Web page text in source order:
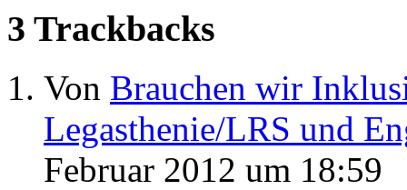
3 Trackbacks
Von Brauchen wir
Legasthenie/LRS und
Februar 2012 um 18:59